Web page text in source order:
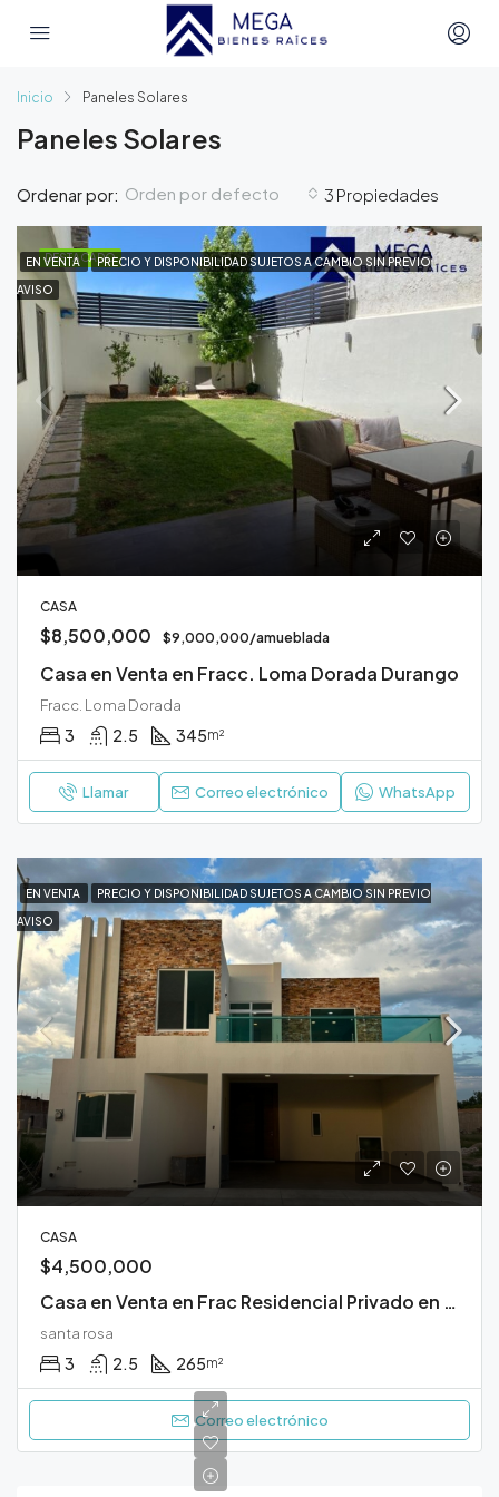
Inicio Paneles Solares
Paneles Solares
3 Propiedades
Ordenar por: Orden por defecto
DESTACADO
EN VENTA PRECIO Y DISPONIBILIDAD SUJETOS A CAMBIO SIN PREVIO
AVISO
CASA
$8,500,000 $9,000,000/amueblada
Casa en Venta en Fracc. Loma Dorada Durango
Fracc. Loma Dorada
3 2.5 345m²
Llamar Correo electrónico WhatsApp
EN VENTA PRECIO Y DISPONIBILIDAD SUJETOS A CAMBIO SIN PREVIO
AVISO
CASA
$4,500,000
Casa en Venta en Frac Residencial Privado en Zona del Mezquital Durango
santa rosa
3 2.5 265m²
Correo electrónico